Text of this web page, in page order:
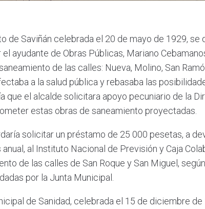
Saviñán celebrada el 20 de mayo de 1929, se
ayudante de Obras Públicas, Mariano
de las calles: Nueva, Molino, San
a la salud pública y rebasaba las
que el alcalde solicitara apoyo pecuniario de la
estas obras de saneamiento proyectadas.
solicitar un préstamo de 25 000 pesetas, a
al Instituto Nacional de Previsión y Caja
de las calles de San Roque y San Miguel,
por la Junta Municipal.
de Sanidad, celebrada el 15 de diciembre de